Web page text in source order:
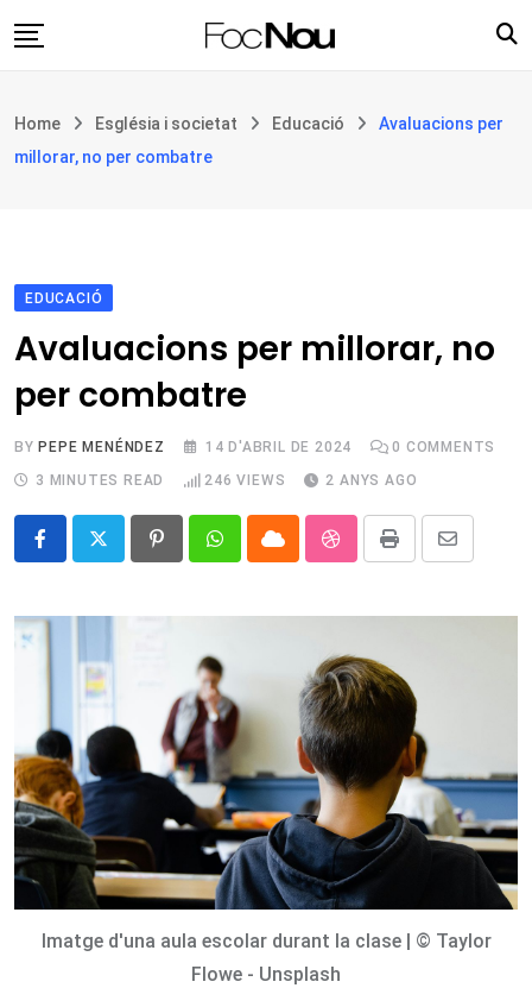
to
Filosofia i teologia
Botiga
Home Església i societat Educació
Avaluacions per
millorar, no per combatre
EDUCACIÓ
Avaluacions per millorar, no
per combatre
BY PEPE MENÉNDEZ 14 D'ABRIL DE 2024 0 COMMENTS
3 MINUTES READ
246 VIEWS 2 ANYS AGO
PinterestWhatsappCloud StumbleUpon
Print
Share
Email
Imatge d'una aula escolar durant la clase | © Taylor
Flowe - Unsplash